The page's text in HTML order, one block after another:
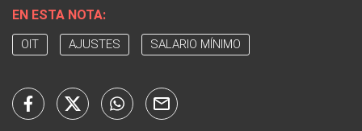
EN ESTA NOTA:
OIT AJUSTES SALARIO MÍNIMO